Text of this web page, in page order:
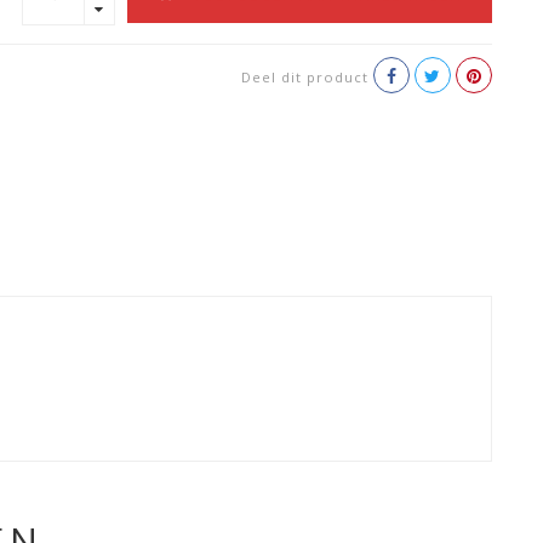
Deel dit product